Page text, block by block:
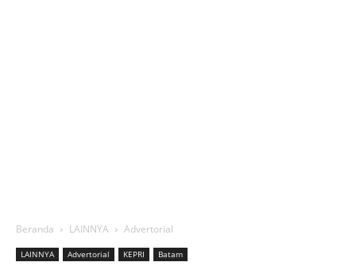
Beranda LAINNYA Advertorial
LAINNYA Advertorial KEPRI Batam